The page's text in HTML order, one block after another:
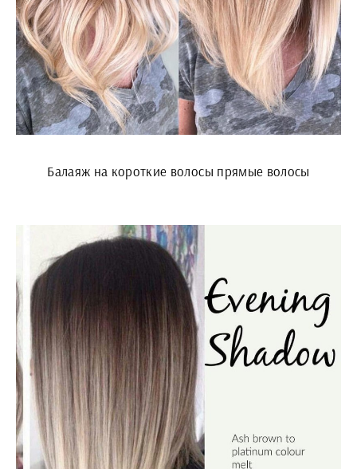
Балаяж на короткие волосы прямые волосы